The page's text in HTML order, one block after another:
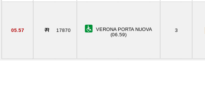
05.57 17870
VERONA PORTA NUOVA
(06.59)
3